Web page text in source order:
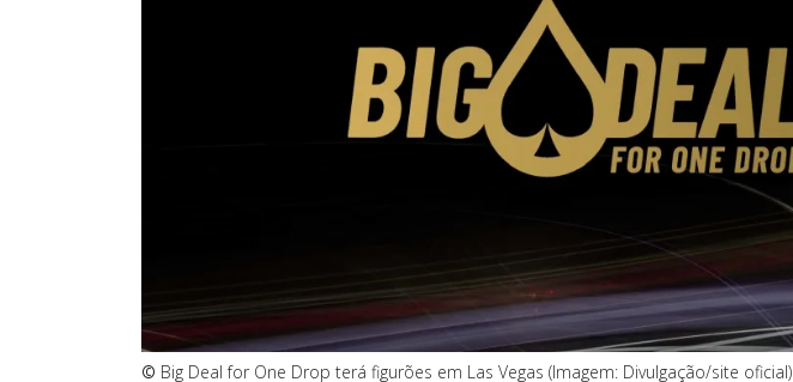
© Big Deal for One Drop terá figurões em Las Vegas (Imagem: Divulgação/site oficial)